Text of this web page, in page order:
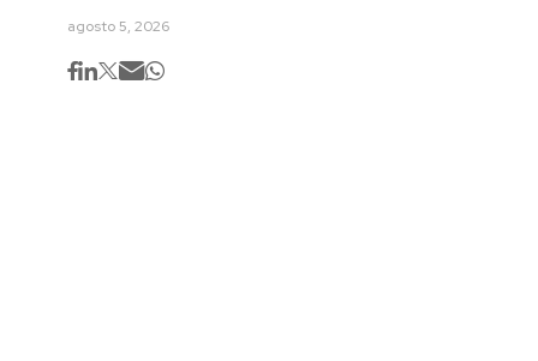
agosto 5, 2026